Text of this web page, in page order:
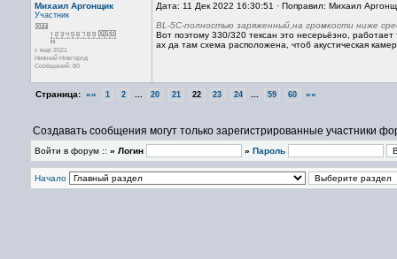
Михаил Аргонщик
Участник
с мар 2021
Нижний Новгород
Сообщений: 80
Дата: 11 Дек 2022 16:30:51 · Поправил: Михаил
BL-5C-полностью заряженный,на громкости ниже
Вот поэтому 330/320 тексан это несерьёзно,
ах да там схема расположена, чтоб акустическая
Страница: «« 1 2 20 21 22 23 24 59 60 »»
Создавать сообщения могут только зарегистрированные участники
Войти в форум :: » Логин » Пароль
Начало